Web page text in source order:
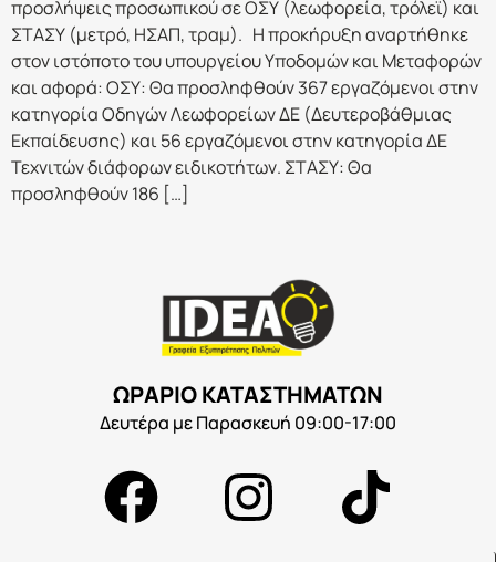
προσλήψεις προσωπικού σε ΟΣΥ (λεωφορεία, τρόλεϊ) και
ΣΤΑΣΥ (μετρό, ΗΣΑΠ, τραμ). Η προκήρυξη αναρτήθηκε
στον ιστόποτο του υπουργείου Υποδομών και Μεταφορών
και αφορά: ΟΣΥ: Θα προσληφθούν 367 εργαζόμενοι στην
κατηγορία Οδηγών Λεωφορείων ΔΕ (Δευτεροβάθμιας
Εκπαίδευσης) και 56 εργαζόμενοι στην κατηγορία ΔΕ
Τεχνιτών διάφορων ειδικοτήτων. ΣΤΑΣΥ: Θα
προσληφθούν 186 […]
ΩΡΑΡΙΟ ΚΑΤΑΣΤΗΜΑΤΩΝ
Δευτέρα με Παρασκευή 09:00-17:00